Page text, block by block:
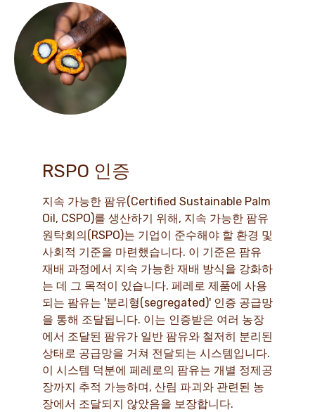
RSPO 인증
지속 가능한 팜유(Certified Sustainable Palm
Oil, CSPO)를 생산하기 위해, 지속 가능한 팜유
원탁회의(RSPO)는 기업이 준수해야 할 환경 및
사회적 기준을 마련했습니다. 이 기준은 팜유
재배 과정에서 지속 가능한 재배 방식을 강화하
는 데 그 목적이 있습니다. 페레로 제품에 사용
되는 팜유는 '분리형(segregated)' 인증 공급망
을 통해 조달됩니다. 이는 인증받은 여러 농장
에서 조달된 팜유가 일반 팜유와 철저히 분리된
상태로 공급망을 거쳐 전달되는 시스템입니다.
이 시스템 덕분에 페레로의 팜유는 개별 정제공
장까지 추적 가능하며, 산림 파괴와 관련된 농
장에서 조달되지 않았음을 보장합니다.